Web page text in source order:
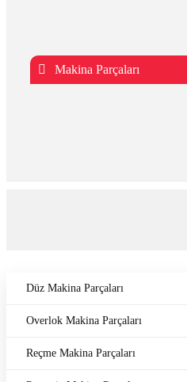
Makina Parçaları
Düz Makina Parçaları
Overlok Makina Parçaları
Reçme Makina Parçaları